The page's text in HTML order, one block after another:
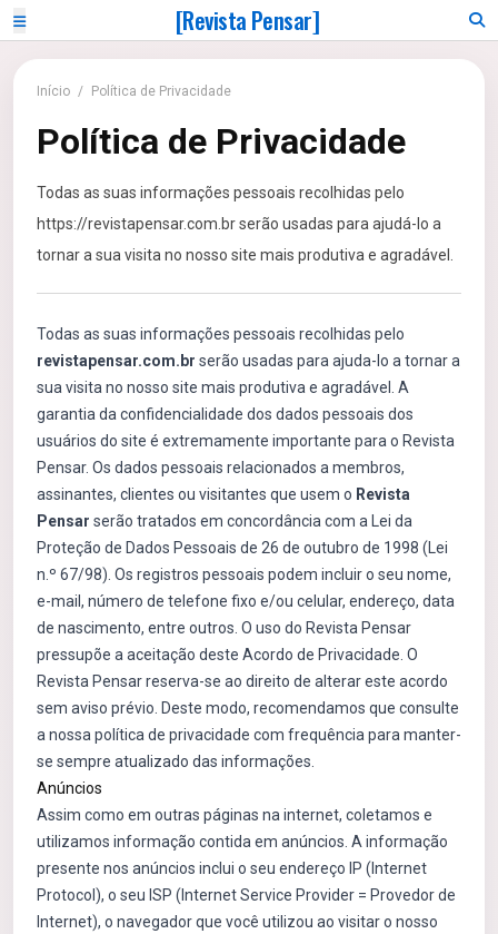
[Revista Pensar]
Início / Política de Privacidade
Política de Privacidade
Todas as suas informações pessoais recolhidas pelo
https://revistapensar.com.br serão usadas para ajudá-lo a
tornar a sua visita no nosso site mais produtiva e agradável.
Todas as suas informações pessoais recolhidas pelo
revistapensar.com.br serão usadas para ajuda-lo a tornar a
sua visita no nosso site mais produtiva e agradável. A
garantia da confidencialidade dos dados pessoais dos
usuários do site é extremamente importante para o Revista
Pensar. Os dados pessoais relacionados a membros,
assinantes, clientes ou visitantes que usem o Revista
Pensar serão tratados em concordância com a Lei da
Proteção de Dados Pessoais de 26 de outubro de 1998 (Lei
n.º 67/98). Os registros pessoais podem incluir o seu nome,
e-mail, número de telefone fixo e/ou celular, endereço, data
de nascimento, entre outros. O uso do Revista Pensar
pressupõe a aceitação deste Acordo de Privacidade. O
Revista Pensar reserva-se ao direito de alterar este acordo
sem aviso prévio. Deste modo, recomendamos que consulte
a nossa política de privacidade com frequência para manter-
se sempre atualizado das informações.
Anúncios
Assim como em outras páginas na internet, coletamos e
utilizamos informação contida em anúncios. A informação
presente nos anúncios inclui o seu endereço IP (Internet
Protocol), o seu ISP (Internet Service Provider = Provedor de
Internet), o navegador que você utilizou ao visitar o nosso